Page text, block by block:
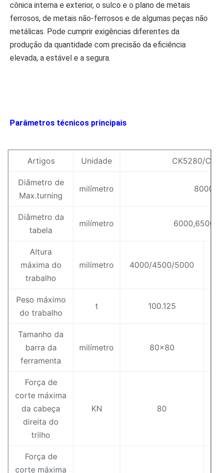
cônica interna e exterior, o sulco e o plano de metais
ferrosos, de metais não-ferrosos e de algumas peças não
metálicas. Pode cumprir exigências diferentes da
produção da quantidade com precisão da eficiência
elevada, a estável e a segura.
Parâmetros técnicos principais
Artigos Unidade CK5280/
Diâmetro de
Max.turning
milímetro 8000
Diâmetro da
tabela
milímetro
Altura
máxima do
trabalho
milímetro 4000/4500/5000
Peso máximo
do trabalho
t 100.125
Tamanho da
barra da
ferramenta
milímetro 80x80
Força de
corte máxima
da cabeça
direita do
trilho
KN 80
Força de
corte máxima